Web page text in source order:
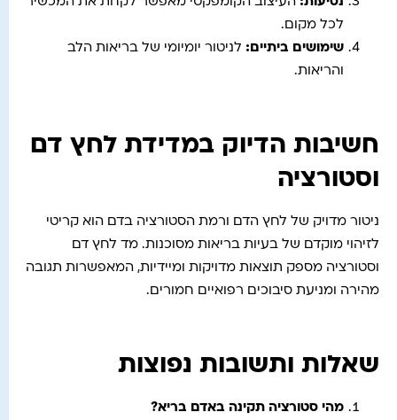
לכל מקום.
שימושים ביתיים: לניטור יומיומי של בריאות הלב
והריאות.
חשיבות הדיוק במדידת לחץ דם
וסטורציה
ניטור מדויק של לחץ הדם ורמת הסטורציה בדם הוא קריטי
לזיהוי מוקדם של בעיות בריאות מסוכנות. מד לחץ דם
וסטורציה מספק תוצאות מדויקות ומיידיות, המאפשרות תגובה
מהירה ומניעת סיבוכים רפואיים חמורים.
שאלות ותשובות נפוצות
מהי סטורציה תקינה באדם בריא?